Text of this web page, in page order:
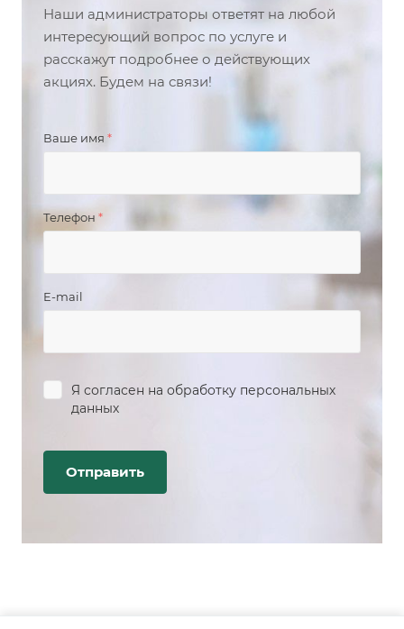
Наши администраторы ответят на любой
интересующий вопрос по услуге и
расскажут подробнее о действующих
акциях. Будем на связи!
Ваше имя *
Телефон *
E-mail
Я согласен на обработку персональных
данных